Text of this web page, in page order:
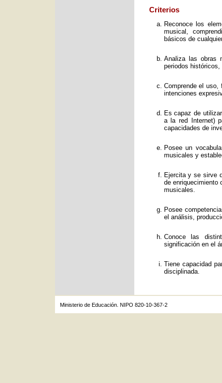
Criterios
Reconoce los
musical,
básicos de
Analiza las obras
periodos
Comprende el
intenciones
Es capaz de
a la red Internet)
capacidades de
Posee un
musicales y
Ejercita y se sirve
de enriquecimiento
musicales.
Posee
el análisis,
Conoce las
significación en el
Tiene capacidad
disciplinada.
Ministerio de Educación. NIPO 820-10-367-2